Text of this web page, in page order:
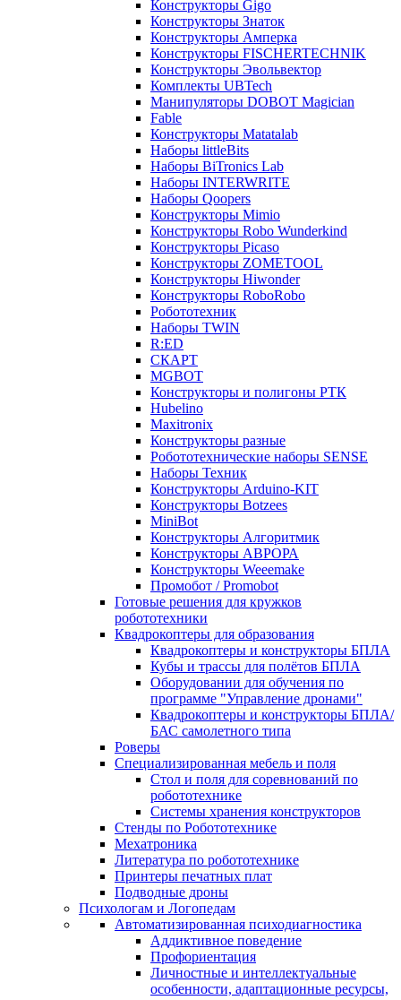
Конструкторы Gigo
Конструкторы Знаток
Конструкторы Амперка
Конструкторы FISCHERTECHNIK
Конструкторы Эвольвектор
Комплекты UBTech
Манипуляторы DOBOT Magician
Fable
Конструкторы Matatalab
Наборы littleBits
Наборы BiTronics Lab
Наборы INTERWRITE
Наборы Qoopers
Конструкторы Mimio
Конструкторы Robo Wunderkind
Конструкторы Picaso
Конструкторы ZOMETOOL
Конструкторы Hiwonder
Конструкторы RoboRobo
Робототехник
Наборы TWIN
R:ED
СКАРТ
MGBOT
Конструкторы и полигоны РТК
Hubelino
Maxitronix
Конструкторы разные
Робототехнические наборы SENSE
Наборы Техник
Конструкторы Arduino-KIT
Конструкторы Botzees
MiniBot
Конструкторы Алгоритмик
Конструкторы АВРОРА
Конструкторы Weeemake
Промобот / Promobot
Готовые решения для кружков
робототехники
Квадрокоптеры для образования
Квадрокоптеры и конструкторы БПЛА
Кубы и трассы для полётов БПЛА
Оборудовании для обучения по
программе "Управление дронами"
Квадрокоптеры и конструкторы БПЛА/
БАС самолетного типа
Роверы
Специализированная мебель и поля
Стол и поля для соревнований по
робототехнике
Системы хранения конструкторов
Стенды по Робототехнике
Мехатроника
Литература по робототехнике
Принтеры печатных плат
Подводные дроны
Психологам и Логопедам
Автоматизированная психодиагностика
Аддиктивное поведение
Профориентация
Личностные и интеллектуальные
особенности, адаптационные ресурсы,